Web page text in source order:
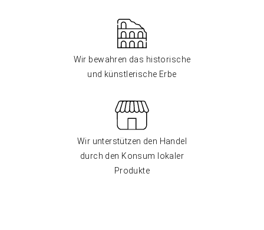
Wir bewahren das historische
und künstlerische Erbe
Wir unterstützen den Handel
durch den Konsum lokaler
Produkte